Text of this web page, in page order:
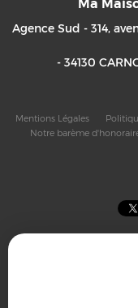
Ma
Agence Sud - 314,
- 34130
Mentions Légales
Notre barème